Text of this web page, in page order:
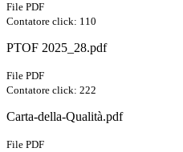
File PDF
Contatore click: 110
PTOF 2025_28.pdf
File PDF
Contatore click: 222
Carta-della-Qualità.pdf
File PDF